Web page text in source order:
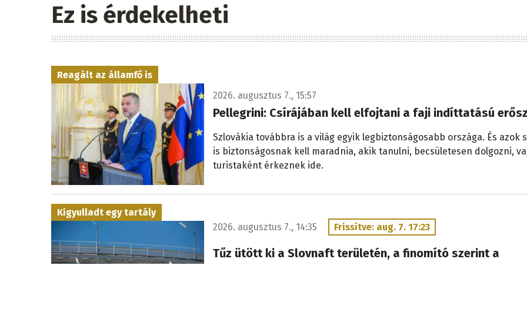
Ez is érdekelheti
Reagált az államfő is
2026. augusztus 7., 15:57
Pellegrini: Csírájában kell elfojtani a faji indíttatású
Szlovákia továbbra is a világ egyik legbiztonságosabb országa. És azok
is biztonságosnak kell maradnia, akik tanulni, becsületesen dolgozni,
turistaként érkeznek ide.
Kigyulladt egy tartály
2026. augusztus 7., 14:35
Frissítve: aug. 7. 17:23
Tűz ütött ki a Slovnaft területén, a finomító szerint a